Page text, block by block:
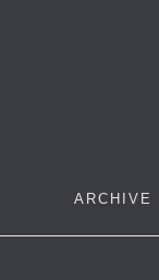
ARCHIVE